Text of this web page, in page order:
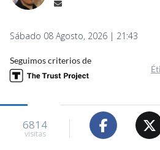
Sábado 08 Agosto, 2026 | 21:43
Seguimos criterios de
6814
visitas